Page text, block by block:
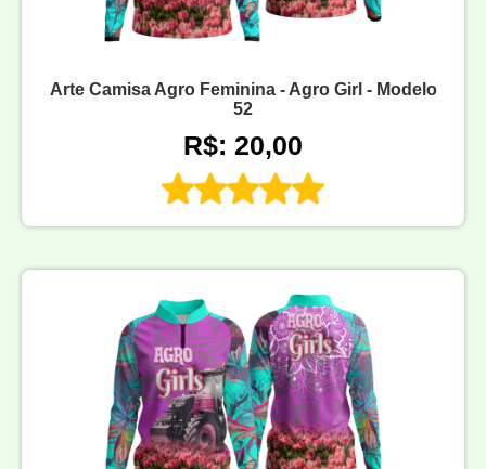
Arte Camisa Agro Feminina - Agro Girl - Modelo
52
R$: 20,00